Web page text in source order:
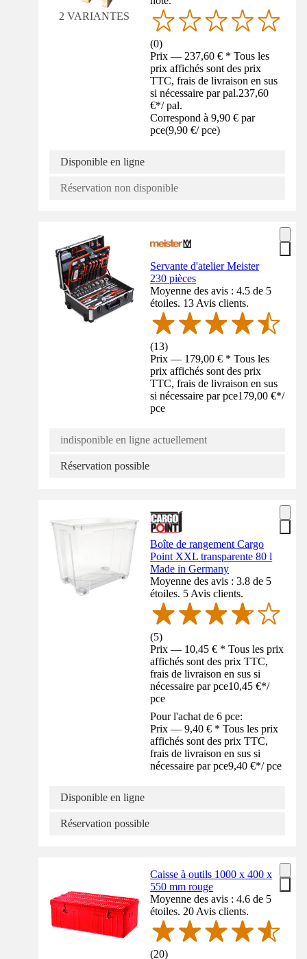
2 VARIANTES
(0)
Prix — 237,60 € * Tous les
prix affichés sont des prix
TTC, frais de livraison en sus
si nécessaire par pal.237,60
€*/ pal.
Correspond à 9,90 € par
pce(9,90 €/ pce)
Disponible en ligne
Réservation non disponible
Servante d'atelier Meister
230 pièces
Moyenne des avis : 4.5 de 5
étoiles. 13 Avis clients.
(13)
Prix — 179,00 € * Tous les
prix affichés sont des prix
TTC, frais de livraison en sus
si nécessaire par pce179,00 €*/
pce
indisponible en ligne actuellement
Réservation possible
Boîte de rangement Cargo
Point XXL transparente 80 l
Made in Germany
Moyenne des avis : 3.8 de 5
étoiles. 5 Avis clients.
(5)
Prix — 10,45 € * Tous les prix
affichés sont des prix TTC,
frais de livraison en sus si
nécessaire par pce10,45 €*/
pce
Pour l'achat de 6 pce:
Prix — 9,40 € * Tous les prix
affichés sont des prix TTC,
frais de livraison en sus si
nécessaire par pce9,40 €*/ pce
Disponible en ligne
Réservation possible
Caisse à outils 1000 x 400 x
550 mm rouge
Moyenne des avis : 4.6 de 5
étoiles. 20 Avis clients.
(20)